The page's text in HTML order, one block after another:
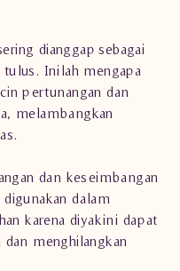
dianggap sebagai
Inilah mengapa
pertunangan dan
melambangkan
dan keseimbangan
dalam
karena diyakini dapat
menghilangkan